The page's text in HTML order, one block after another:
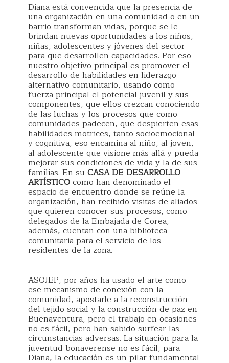
Diana está convencida que la presencia de
una organización en una comunidad o en un
barrio transforman vidas, porque se le
brindan nuevas oportunidades a los niños,
niñas, adolescentes y jóvenes del sector
para que desarrollen capacidades. Por eso
nuestro objetivo principal es promover el
desarrollo de habilidades en liderazgo
alternativo comunitario, usando como
fuerza principal el potencial juvenil y sus
componentes, que ellos crezcan conociendo
de las luchas y los procesos que como
comunidades padecen, que despierten esas
habilidades motrices, tanto socioemocional
y cognitiva, eso encamina al niño, al joven,
al adolescente que visione más allá y pueda
mejorar sus condiciones de vida y la de sus
familias. En su CASA DE DESARROLLO
ARTÍSTICOcomo han denominado el
espacio de encuentro donde se reúne la
organización, han recibido visitas de aliados
que quieren conocer sus procesos, como
delegados de la Embajada de Corea,
además, cuentan con una biblioteca
comunitaria para el servicio de los
residentes de la zona.
ASOJEP, por años ha usado el arte como
ese mecanismo de conexión con la
comunidad, apostarle a la reconstrucción
del tejido social y la construcción de paz en
Buenaventura, pero el trabajo en ocasiones
no es fácil, pero han sabido surfear las
circunstancias adversas. La situación para la
juventud bonaverense no es fácil, para
Diana, la educación es un pilar fundamental